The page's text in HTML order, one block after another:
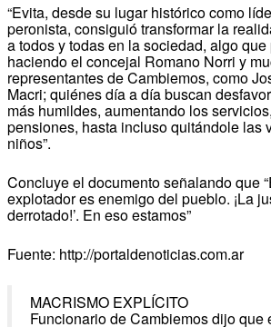
“Evita, desde su lugar histórico como
peronista, consiguió transformar la
a todos y todas en la sociedad, algo
haciendo el concejal Romano Norri y
representantes de Cambiemos, como
Macri; quiénes día a día buscan
más humildes, aumentando los
pensiones, hasta incluso quitándole las
niños”.
Concluye el documento señalando que
explotador es enemigo del pueblo. ¡La
derrotado!’. En eso estamos”
Fuente: http://portaldenoticias.com.ar
MACRISMO EXPLÍCITO
Funcionario de Cambiemos dijo que